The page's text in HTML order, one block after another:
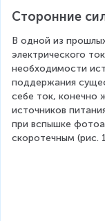
Сторонние
В одной из
электрического
необходимости
поддержания
себе ток, конечно
источников
при вспышке
скоротечным (рис.